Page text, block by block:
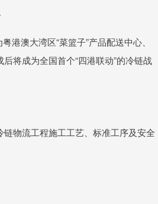
港澳大湾区“菜篮子”产品配送中心、
将成为全国首个“四港联动”的冷链战
物流工程施工工艺、标准工序及安全